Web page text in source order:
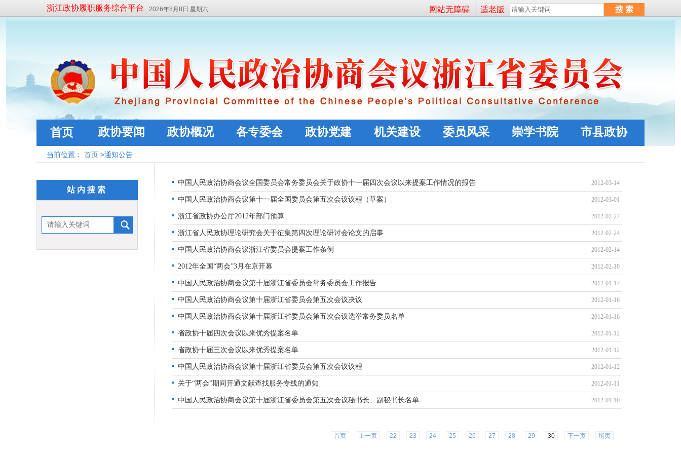
浙江政协履职服务综合平台 网站无障碍 适老版
2026年8月8日 星期六
首页 政协要闻 政协概况 各专委会 政协党建 机关建设 委员风采 崇学书院 市县政协
当前位置： 首页 >通知公告
站内搜索
2012-03-14
中国人民政治协商会议全国委员会常务委员会关于政协十一届四次会议以来提案工作情况的报告
2012-03-01
中国人民政治协商会议第十一届全国委员会第五次会议议程（草案）
2012-02-27
浙江省政协办公厅2012年部门预算
2012-02-24
浙江省人民政协理论研究会关于征集第四次理论研讨会论文的启事
2012-02-14
中国人民政治协商会议浙江省委员会提案工作条例
2012-02-10
2012年全国“两会”3月在京开幕
2012-01-17
中国人民政治协商会议第十届浙江省委员会常务委员会工作报告
2012-01-16
中国人民政治协商会议第十届浙江省委员会第五次会议决议
2012-01-16
中国人民政治协商会议第十届浙江省委员会第五次会议选举常务委员名单
2012-01-12
省政协十届四次会议以来优秀提案名单
2012-01-12
省政协十届三次会议以来优秀提案名单
2012-01-12
中国人民政治协商会议第十届浙江省委员会第五次会议议程
2012-01-11
关于“两会”期间开通文献查找服务专线的通知
2012-01-10
中国人民政治协商会议第十届浙江省委员会第五次会议秘书长、副秘书长名单
首页 上一页 22 23 24 25 26 27 28 29 30 下一页 尾页